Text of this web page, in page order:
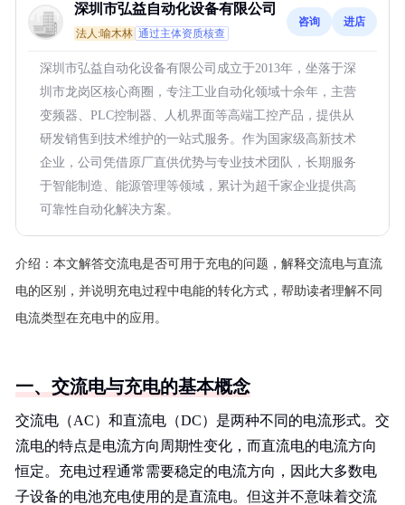
深圳市弘益自动化设备有限公司
法人:喻木林 通过主体资质核查
咨询 进店
深圳市弘益自动化设备有限公司成立于2013年，坐落于深
圳市龙岗区核心商圈，专注工业自动化领域十余年，主营
变频器、PLC控制器、人机界面等高端工控产品，提供从
研发销售到技术维护的一站式服务。作为国家级高新技术
企业，公司凭借原厂直供优势与专业技术团队，长期服务
于智能制造、能源管理等领域，累计为超千家企业提供高
可靠性自动化解决方案。
介绍： 本文解答交流电是否可用于充电的问题，解释交流电与直流
电的区别，并说明充电过程中电能的转化方式，帮助读者理解不同
电流类型在充电中的应用。
一、交流电与充电的基本概念
交流电（AC）和直流电（DC）是两种不同的电流形式。交
流电的特点是电流方向周期性变化，而直流电的电流方向
恒定。充电过程通常需要稳定的电流方向，因此大多数电
子设备的电池充电使用的是直流电。但这并不意味着交流